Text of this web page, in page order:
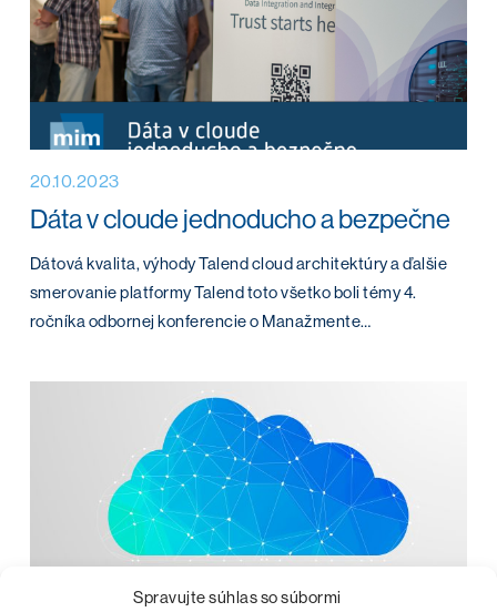
Spravujte súhlas so súbormi
20.10.2023
Dáta v cloude jednoducho a bezpečne
Dátová kvalita, výhody Talend cloud architektúry a ďalšie
smerovanie platformy Talend toto všetko boli témy 4.
ročníka odbornej konferencie o Manažmente…